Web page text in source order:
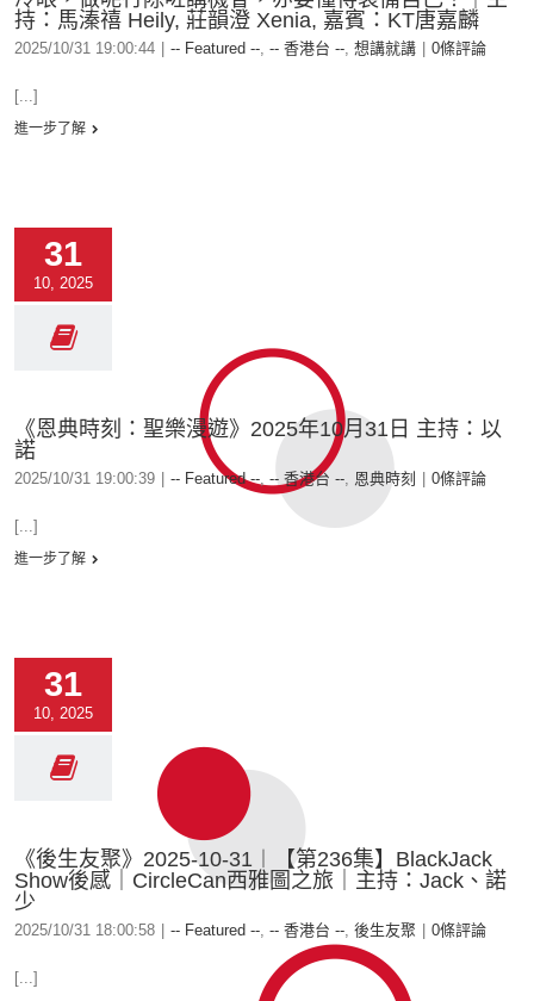
持：馬溱禧 Heily, 莊韻澄 Xenia, 嘉賓：KT唐嘉麟
2025/10/31 19:00:44 -- Featured --, -- 香港台 --, 想講就講 0條評論
[...]
進一步了解
31
10, 2025
《恩典時刻：聖樂漫遊》2025年10月31日 主持：以
諾
2025/10/31 19:00:39 -- Featured --, -- 香港台 --, 恩典時刻 0條評論
[...]
進一步了解
31
10, 2025
《後生友聚》2025-10-31︱【第236集】BlackJack
Show後感｜CircleCan西雅圖之旅｜主持：Jack、諾
少
2025/10/31 18:00:58 -- Featured --, -- 香港台 --, 後生友聚 0條評論
[...]